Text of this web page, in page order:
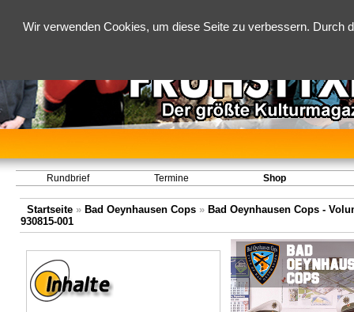
Wir verwenden Cookies, um diese Seite zu verbessern.
Rundbrief Termine Shop
Startseite» Bad Oeynhausen Cops» Bad Oeynhausen Cops -
930815-001